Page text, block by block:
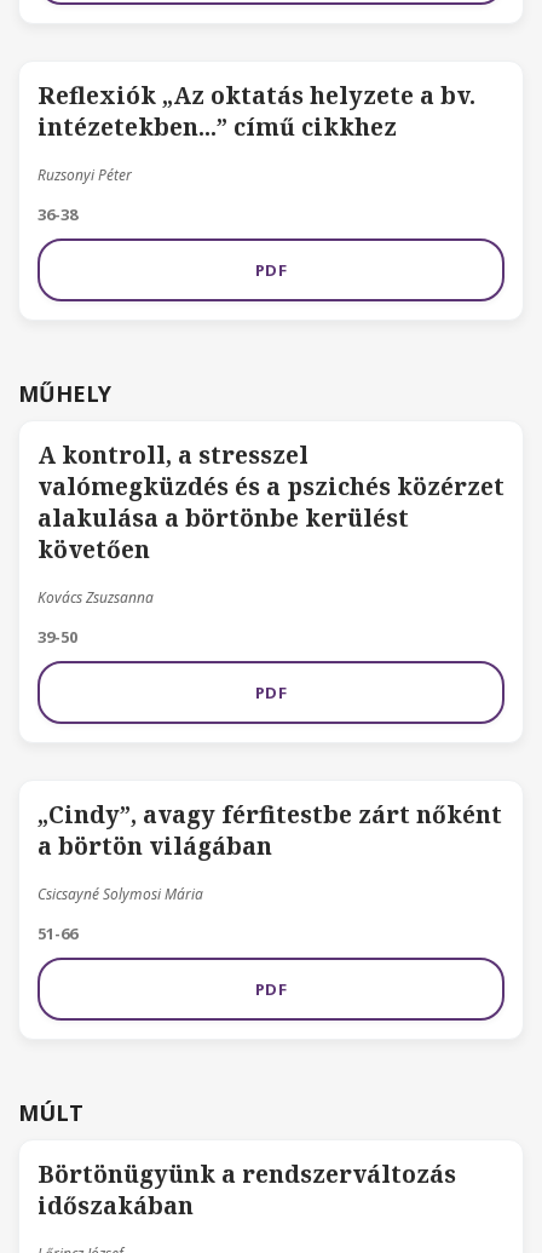
Reflexiók „Az oktatás helyzete a bv.
intézetekben...” című cikkhez
Ruzsonyi Péter
36-38
PDF
MŰHELY
A kontroll, a stresszel
valómegküzdés és a pszichés közérzet
alakulása a börtönbe kerülést
követően
Kovács Zsuzsanna
39-50
PDF
„Cindy”, avagy férfitestbe zárt nőként
a börtön világában
Csicsayné Solymosi Mária
51-66
PDF
MÚLT
Börtönügyünk a rendszerváltozás
időszakában